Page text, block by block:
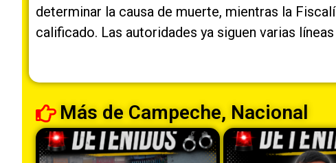
determinar la causa de muerte, mientras la
calificado. Las autoridades ya siguen varias
Más de Campeche, Nacional